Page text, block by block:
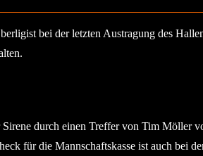
bei der letzten Austragung des
Sirene durch einen Treffer von Tim Möller
für die Mannschaftskasse ist auch bei